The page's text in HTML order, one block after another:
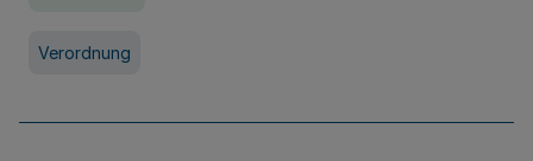
Verordnung